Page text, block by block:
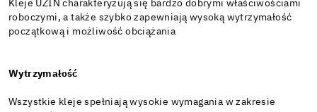
Kleje UZIN charakteryzują się bardzo dobrymi właściwościami
roboczymi, a także szybko zapewniają wysoką wytrzymałość
początkową i możliwość obciążania
Wytrzymałość
Wszystkie kleje spełniają wysokie wymagania w zakresie